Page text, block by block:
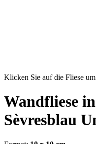
Klicken Sie auf die Fliese
Wandfliese
Sèvresblau